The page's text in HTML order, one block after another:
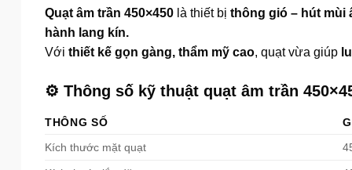
Quạt âm trần 450×450 là thiết bị thông gió – hút mùi
hành lang kín.
Với thiết kế gọn gàng, thẩm mỹ cao, quạt vừa giúp
⚙️ Thông số kỹ thuật quạt âm trần
THÔNG SỐ
Kích thước mặt quạt